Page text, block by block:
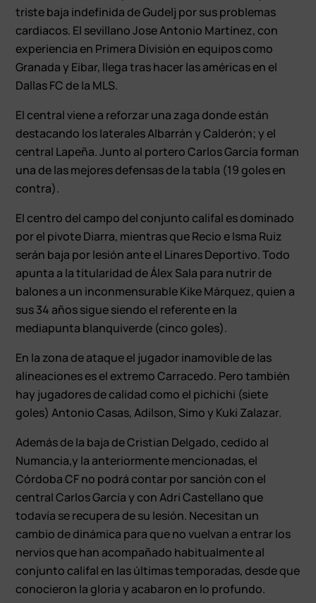
triste baja indefinida de Gudelj por sus problemas
cardiacos. El sevillano Jose Antonio Martínez, con
experiencia en Primera División en equipos como
Granada y Eibar, llega tras hacer las américas en el
Dallas FC de la MLS.
El central viene a reforzar una zaga donde están
destacando los laterales Albarrán y Calderón; y el
central Lapeña. Junto al portero Carlos García forman
una de las mejores defensas de la tabla (19 goles en
contra).
El centro del campo del conjunto califal es dominado
por el pivote Diarra, mientras que Recio e Isma Ruiz
serán baja por lesión ante el Linares Deportivo. Todo
apunta a la titularidad de Álex Sala para nutrir de
balones a un inconmensurable Kike Márquez, quien a
sus 34 años sigue siendo el referente en la
mediapunta blanquiverde (cinco goles).
En la zona de ataque el jugador inamovible de las
alineaciones es el extremo Carracedo. Pero también
hay jugadores de calidad como el pichichi (siete
goles) Antonio Casas, Adilson, Simo y Kuki Zalazar.
Además de la baja de Cristian Delgado, cedido al
Numancia,y la anteriormente mencionadas, el
Córdoba CF no podrá contar por sanción con el
central Carlos García y con Adri Castellano que
todavía se recupera de su lesión. Necesitan un
cambio de dinámica para que no vuelvan a entrar los
nervios que han acompañado habitualmente al
conjunto califal en las últimas temporadas, desde que
conocieron la gloria y acabaron en lo profundo.